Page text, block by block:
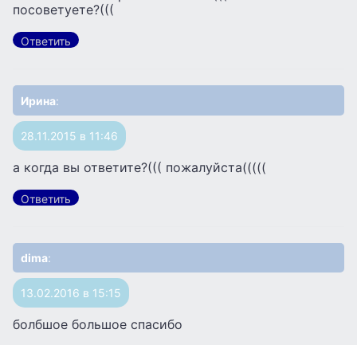
посоветуете?(((
Ответить
Ирина:
28.11.2015 в 11:46
а когда вы ответите?((( пожалуйста(((((
Ответить
dima:
13.02.2016 в 15:15
болбшое большое спасибо